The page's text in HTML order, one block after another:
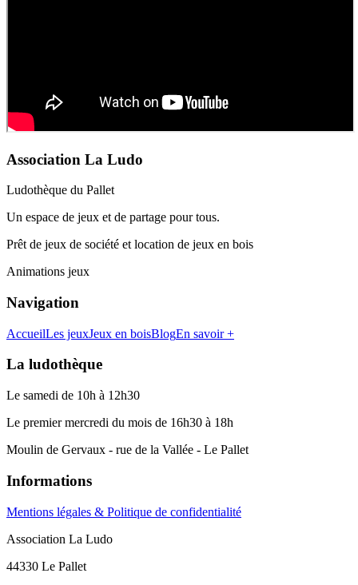
Association La Ludo
Ludothèque du Pallet
Un espace de jeux et de partage pour tous.
Prêt de jeux de société et location de jeux en bois
Animations jeux
Navigation
AccueilLes jeuxJeux en boisBlogEn savoir +
La ludothèque
Le samedi de 10h à 12h30
Le premier mercredi du mois de 16h30 à 18h
Moulin de Gervaux - rue de la Vallée - Le Pallet
Informations
Mentions légales & Politique de confidentialité
Association La Ludo
44330 Le Pallet